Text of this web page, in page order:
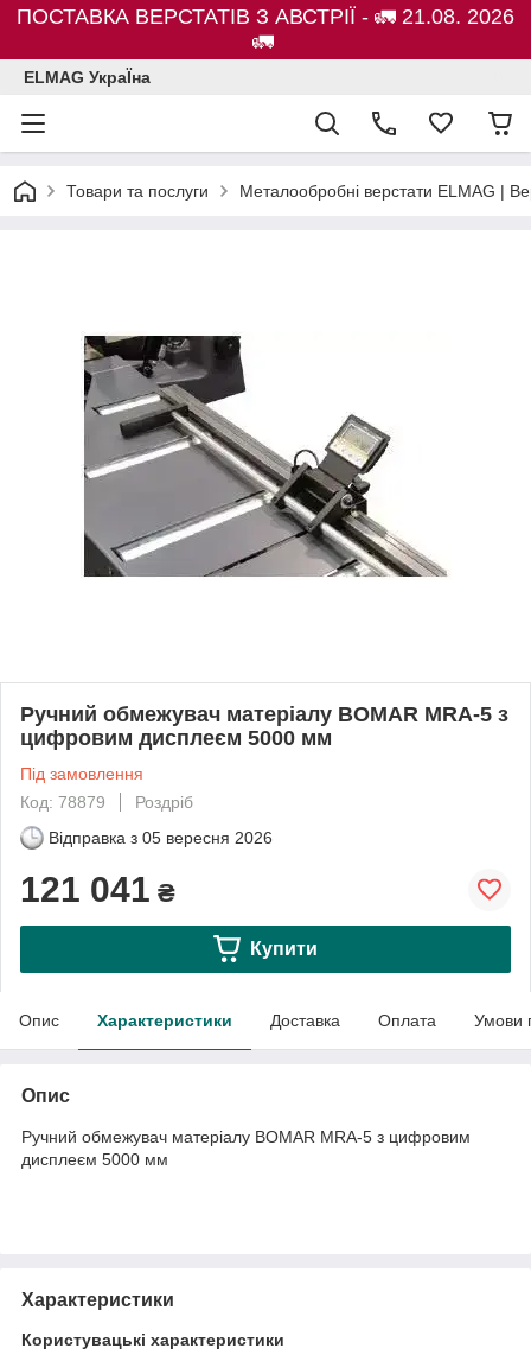
ПОСТАВКА ВЕРСТАТІВ З АВСТРІЇ - 🚛 21.08. 2026
🚛
ELMAG УкраЇна
Товари та послуги Металообробні верстати ELMAG |
Ручний обмежувач матеріалу BOMAR MRA-5 з
цифровим дисплеєм 5000 мм
Під замовлення
Код: 78879
Роздріб
Відправка з 05 вересня 2026
121 041 ₴
Купити
Опис Характеристики Доставка Оплата Умови
Опис
Ручний обмежувач матеріалу BOMAR MRA-5 з цифровим
дисплеєм 5000 мм
Характеристики
Користувацькі характеристики